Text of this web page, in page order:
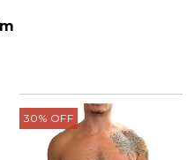
30% OFF